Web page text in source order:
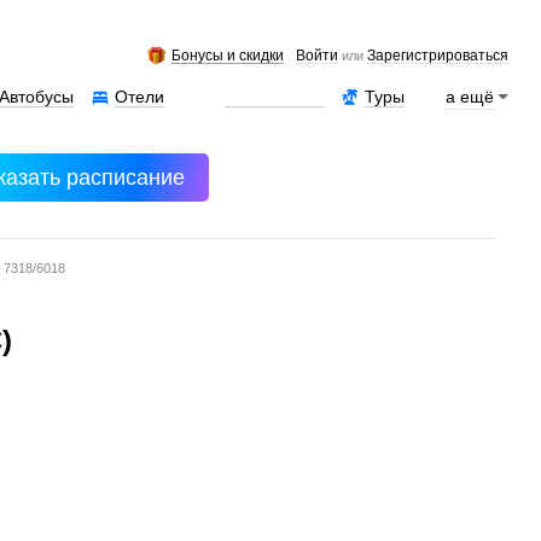
Бонусы и скидки Войти илиЗарегистрироваться
а ещё
Туры
Отели
Автобусы
расписание
7318/6018